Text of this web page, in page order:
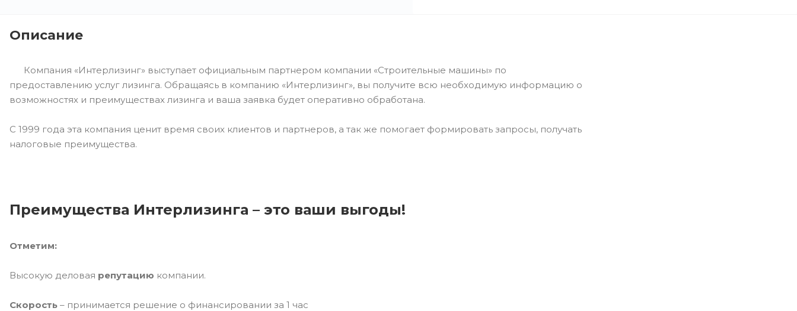
Описание
Компания «Интерлизинг» выступает официальным партнером компании «Строительные машины» по
предоставлению услуг лизинга. Обращаясь в компанию «Интерлизинг», вы получите всю необходимую информацию о
возможностях и преимуществах лизинга и ваша заявка будет оперативно обработана.
С 1999 года эта компания ценит время своих клиентов и партнеров, а так же помогает формировать запросы, получать
налоговые преимущества.
Преимущества Интерлизинга – это ваши выгоды!
Отметим:
Высокую деловая репутацию компании.
Скорость – принимается решение о финансировании за 1 час